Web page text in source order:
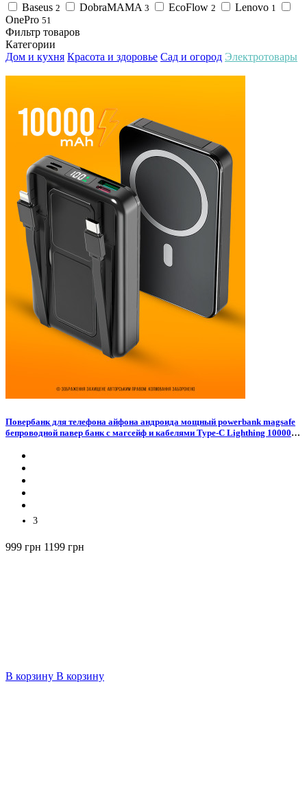
Baseus 2 DobraMAMA 3 EcoFlow 2 Lenovo 1
OnePro 51
Фильтр товаров
Категории
Дом и кухня Красота и здоровье Сад и огород Электротовары
Повербанк для телефона айфона андроида мощный powerbank magsafe
бепроводной павер банк с магсейф и кабелями Type-C Lighthing 10000
3
999 грн 1199 грн
В корзину В корзину